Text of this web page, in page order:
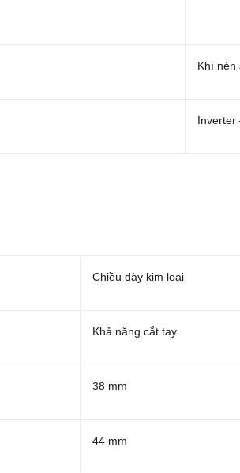
Khí nén
Inverter
Chiều dày kim loại
Khả năng cắt tay
38 mm
44 mm